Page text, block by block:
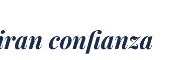
confianza